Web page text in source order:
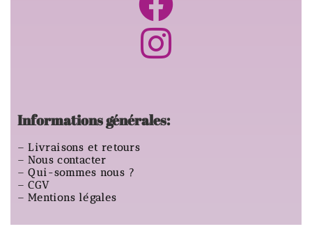
Informations générales:
–Livraisons et retours
–Nous contacter
–Qui-sommes nous ?
–CGV
–Mentions légales